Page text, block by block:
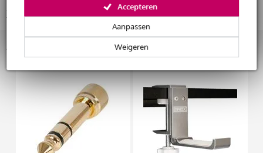
Weigeren
Aanpassen
Accepteren
Bekijk alle productspecificaties